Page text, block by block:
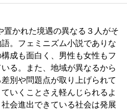
置かれた境遇の異なる３人がそ
。フェミニズム小説でありな
成も面白く、男性も女性もフ
る。また、地域が異なるから
別や問題点が取り上げられて
いくことさえ軽んじられるよ
会進出できている社会は発展